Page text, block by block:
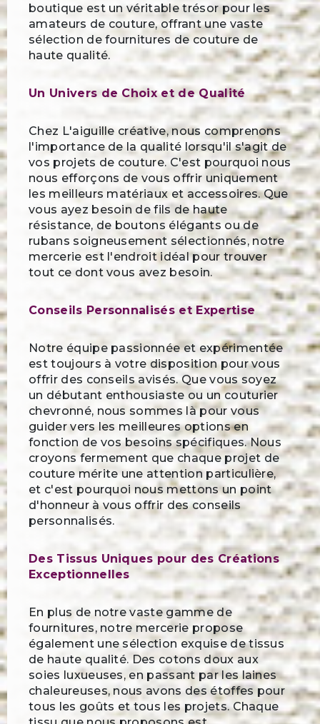
boutique est un véritable trésor pour les
amateurs de couture, offrant une vaste
sélection de fournitures de couture de
haute qualité.
Un Univers de Choix et de Qualité
Chez L'aiguille créative, nous comprenons
l'importance de la qualité lorsqu'il s'agit de
vos projets de couture. C'est pourquoi nous
nous efforçons de vous offrir uniquement
les meilleurs matériaux et accessoires. Que
vous ayez besoin de fils de haute
résistance, de boutons élégants ou de
rubans soigneusement sélectionnés, notre
mercerie est l'endroit idéal pour trouver
tout ce dont vous avez besoin.
Conseils Personnalisés et Expertise
Notre équipe passionnée et expérimentée
est toujours à votre disposition pour vous
offrir des conseils avisés. Que vous soyez
un débutant enthousiaste ou un couturier
chevronné, nous sommes là pour vous
guider vers les meilleures options en
fonction de vos besoins spécifiques. Nous
croyons fermement que chaque projet de
couture mérite une attention particulière,
et c'est pourquoi nous mettons un point
d'honneur à vous offrir des conseils
personnalisés.
Des Tissus Uniques pour des Créations
Exceptionnelles
En plus de notre vaste gamme de
fournitures, notre mercerie propose
également une sélection exquise de tissus
de haute qualité. Des cotons doux aux
soies luxueuses, en passant par les laines
chaleureuses, nous avons des étoffes pour
tous les goûts et tous les projets. Chaque